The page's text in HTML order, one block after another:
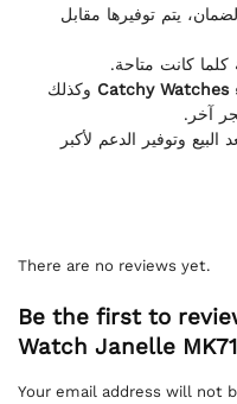
يتم توفيرها مقابل
كلما كانت متاحة.
Catchy Watches وكذلك
آخر.
وتوفير الدعم لأكبر
There are no reviews yet.
Be the first to
Watch Janelle
Your email address will not